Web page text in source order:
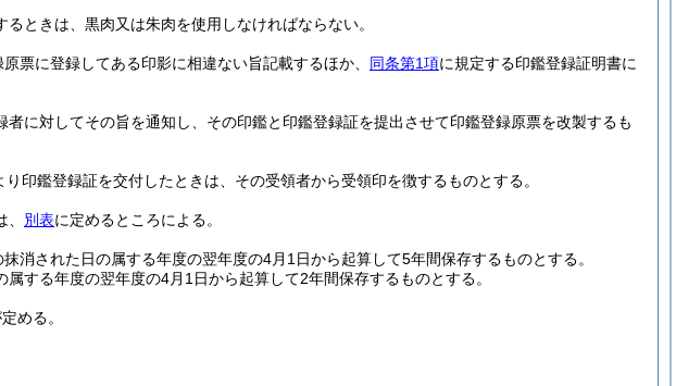
ときは、黒肉又は朱肉を使用しなければならない。
票に登録してある印影に相違ない旨記載するほか、 同条第1項に規定する印鑑登録証明書に
に対してその旨を通知し、その印鑑と印鑑登録証を提出させて印鑑登録原票を改製するも
り印鑑登録証を交付したときは、その受領者から受領印を徴するものとする。
別表に定めるところによる。
消された日の属する年度の翌年度の4月1日から起算して5年間保存するものとする。
する年度の翌年度の4月1日から起算して2年間保存するものとする。
める。